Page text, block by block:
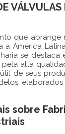
VÁLVULAS
que abrange
a América
se
pela alta
de seus
elaborados
sobre